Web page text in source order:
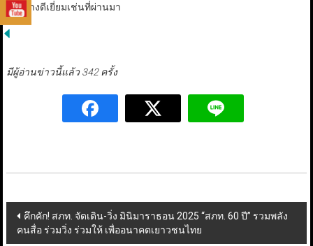
รับอย่างดีเยี่ยมเช่นที่ผ่านมา
มีผู้อ่านข่าวนี้แล้ว 342 ครั้ง
Post
navigation
คึกคัก! สภท. จัดเดิน-วิ่ง มินิมาราธอน 2025 “สภท. 60 ปี” รวมพลัง
คนสื่อ ร่วมวิ่ง ร่วมให้ เพื่ออนาคตเยาวชนไทย